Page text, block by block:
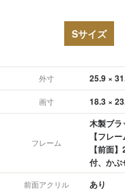
Sサイズ
外寸 25.9 ×
画寸 18.3 ×
フレーム
木製ブ
【フレ
【前面
付、かぶ
前面アクリル あり